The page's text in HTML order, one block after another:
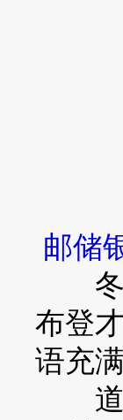
邮储
冬日
布登
语充
道布